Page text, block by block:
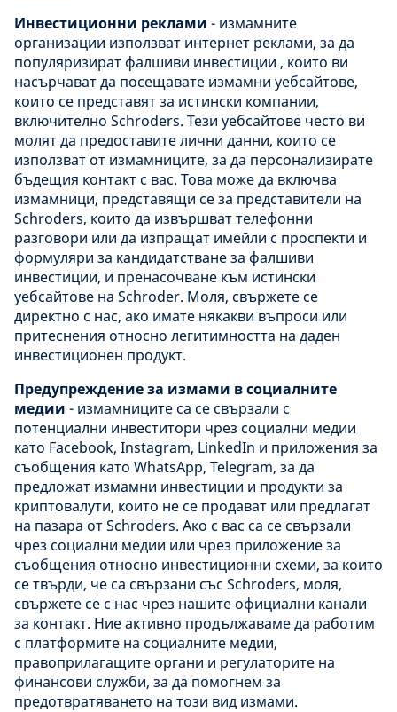
Инвестиционни реклами - измамните
организации използват интернет реклами, за да
популяризират фалшиви инвестиции , които ви
насърчават да посещавате измамни уебсайтове,
които се представят за истински компании,
включително Schroders. Тези уебсайтове често ви
молят да предоставите лични данни, които се
използват от измамниците, за да персонализирате
бъдещия контакт с вас. Това може да включва
измамници, представящи се за представители на
Schroders, които да извършват телефонни
разговори или да изпращат имейли с проспекти и
формуляри за кандидатстване за фалшиви
инвестиции, и пренасочване към истински
уебсайтове на Schroder. Моля, свържете се
директно с нас, ако имате някакви въпроси или
притеснения относно легитимността на даден
инвестиционен продукт.
Предупреждение за измами в социалните
медии - измамниците са се свързали с
потенциални инвеститори чрез социални медии
като Facebook, Instagram, LinkedIn и приложения за
съобщения като WhatsApp, Telegram, за да
предложат измамни инвестиции и продукти за
криптовалути, които не се продават или предлагат
на пазара от Schroders. Ако с вас са се свързали
чрез социални медии или чрез приложение за
съобщения относно инвестиционни схеми, за които
се твърди, че са свързани със Schroders, моля,
свържете се с нас чрез нашите официални канали
за контакт. Ние активно продължаваме да работим
с платформите на социалните медии,
правоприлагащите органи и регулаторите на
финансови служби, за да помогнем за
предотвратяването на този вид измами.